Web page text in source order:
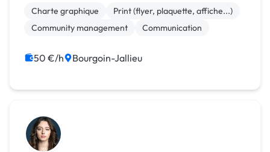
Charte graphique
Print (flyer, plaquette, affiche...)
Community management
Communication
50 €/h Bourgoin-Jallieu